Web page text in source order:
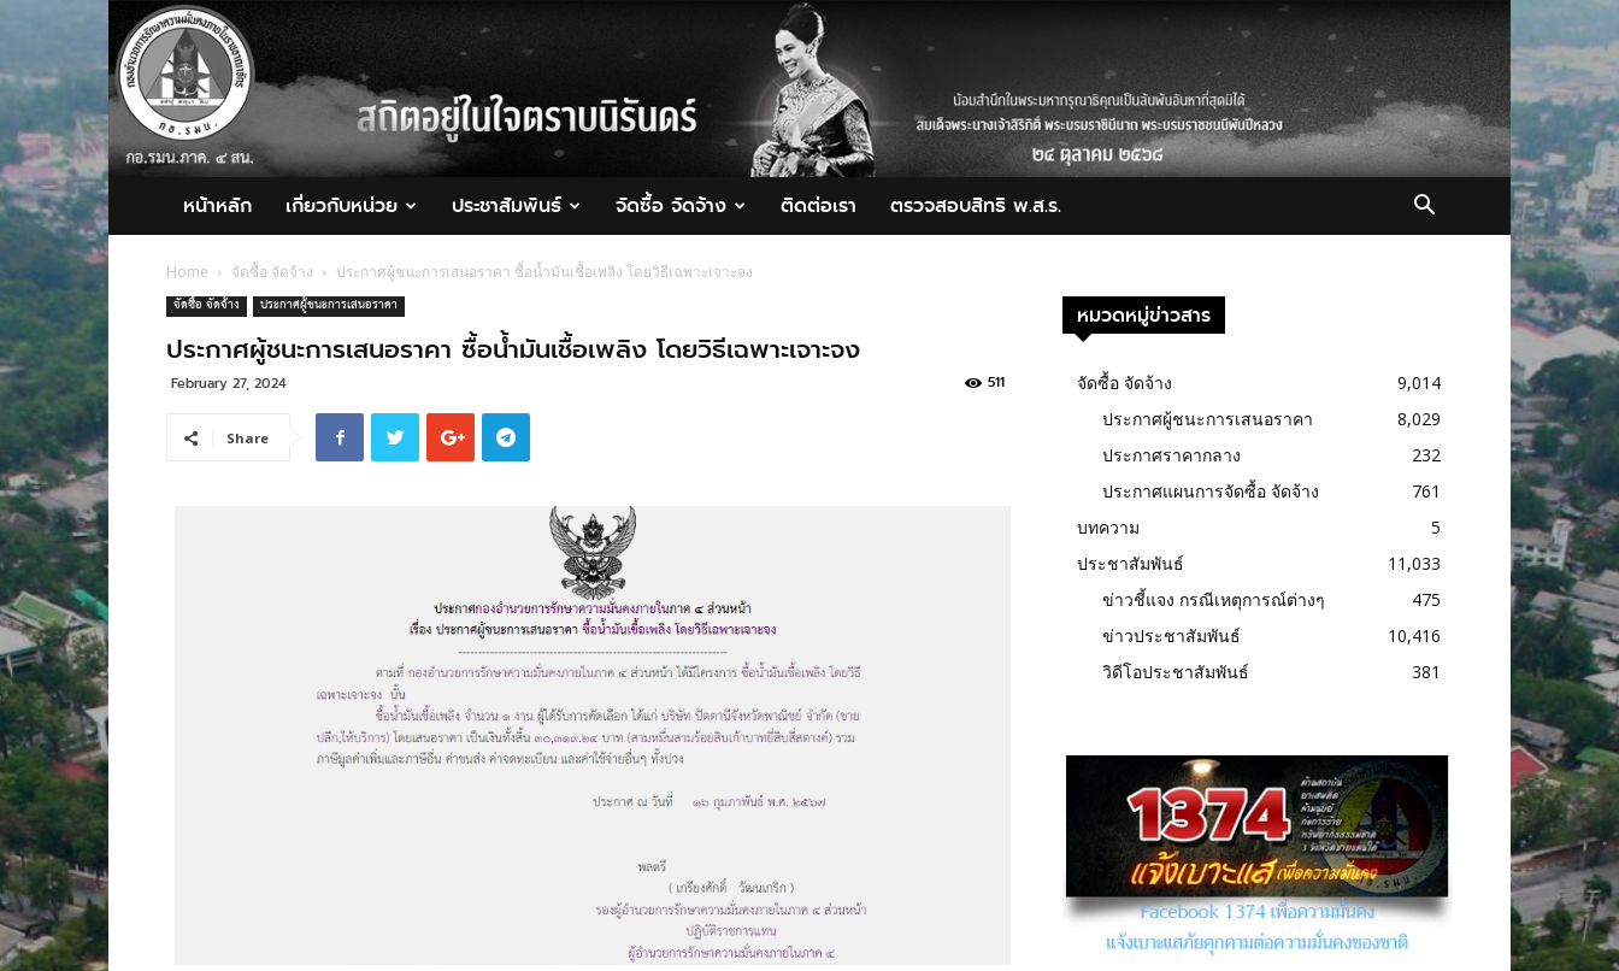
กอ.รมน.ภาค
4
สน.
หน้าหลัก เกี่ยวกับหน่วย ประชาสัมพันธ์ จัดซื้อ จัดจ้าง ติดต่อเรา ตรวจสอบสิทธิ พ.ส.ร.
Home จัดซื้อ จัดจ้าง ประกาศผู้ชนะการเสนอราคา ซื้อน้ำมันเชื้อเพลิง โดยวิธีเฉพาะเจาะจง
จัดซื้อ จัดจ้าง ประกาศผู้ชนะการเสนอราคา
ประกาศผู้ชนะการเสนอราคา ซื้อน้ำมันเชื้อเพลิง โดยวิธีเฉพาะเจาะจง
February 27, 2024 511
Share
หมวดหมู่ข่าวสาร
จัดซื้อ จัดจ้าง
9,014
ประกาศผู้ชนะการเสนอราคา
8,029
ประกาศราคากลาง
232
ประกาศแผนการจัดซื้อ จัดจ้าง
761
บทความ
5
ประชาสัมพันธ์
11,033
ข่าวชี้แจง กรณีเหตุการณ์ต่างๆ
475
ข่าวประชาสัมพันธ์
10,416
วิดีโอประชาสัมพันธ์
381